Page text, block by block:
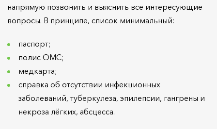
напрямую позвонить и выяснить все интересующие
вопросы. В принципе, список минимальный:
паспорт;
полис ОМС;
медкарта;
справка об отсутствии инфекционных
заболеваний, туберкулеза, эпилепсии, гангрены и
некроза лёгких, абсцесса.